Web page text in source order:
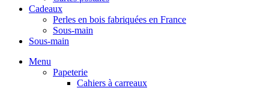
Cadeaux
Perles en bois fabriquées en France
Sous-main
Sous-main
Menu
Papeterie
Cahiers à carreaux